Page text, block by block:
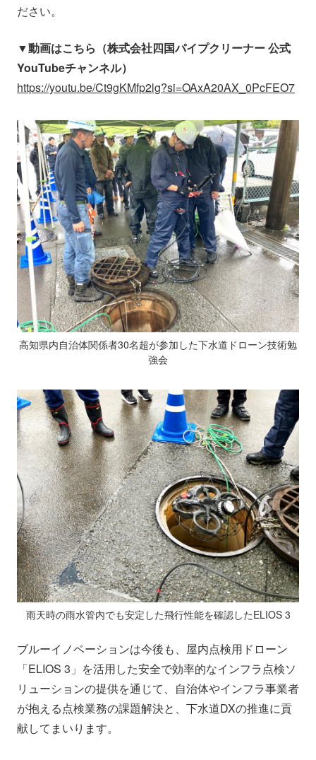
ださい。
▼動画はこちら（株式会社四国パイプクリーナー 公式
YouTubeチャンネル）
https://youtu.be/Ct9gKMfp2lg?si=OAxA20AX_0PcFEO7
高知県内自治体関係者30名超が参加した下水道ドローン技術勉
強会
雨天時の雨水管内でも安定した飛行性能を確認したELIOS 3
ブルーイノベーションは今後も、屋内点検用ドローン
「ELIOS 3」を活用した安全で効率的なインフラ点検ソ
リューションの提供を通じて、自治体やインフラ事業者
が抱える点検業務の課題解決と、下水道DXの推進に貢
献してまいります。